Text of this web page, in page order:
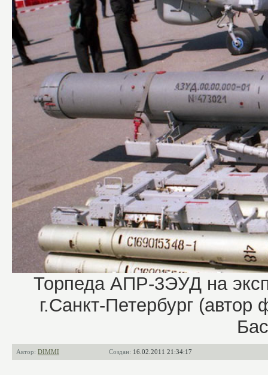
Торпеда АПР-3ЭУД на
г.Санкт-Петербург
Автор: DIMMI Создан: 16.02.2011 21:34:17